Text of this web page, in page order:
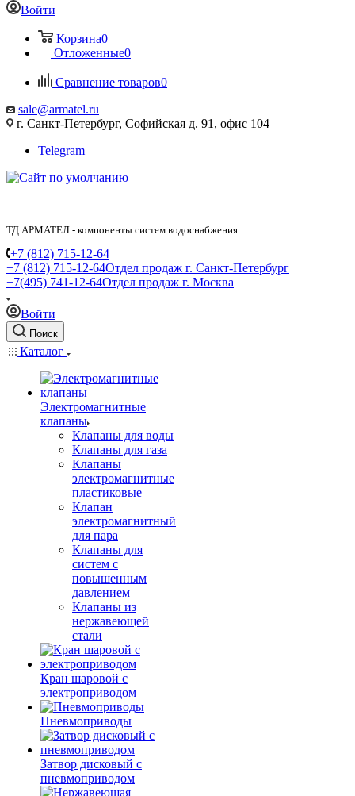
Войти
Корзина0
Отложенные0
Сравнение товаров0
sale@armatel.ru
г. Санкт-Петербург, Софийская д. 91, офис 104
Telegram
ТД АРМАТЕЛ - компоненты систем водоснабжения
+7 (812) 715-12-64
+7 (812) 715-12-64Отдел продаж г. Санкт-Петербург
+7(495) 741-12-64Отдел продаж г. Москва
Войти
Поиск
Каталог
Электромагнитные
клапаны
Клапаны для воды
Клапаны для газа
Клапаны
электромагнитные
пластиковые
Клапан
электромагнитный
для пара
Клапаны для
систем с
повышенным
давлением
Клапаны из
нержавеющей
стали
Кран шаровой с
электроприводом
Пневмоприводы
Затвор дисковый с
пневмоприводом